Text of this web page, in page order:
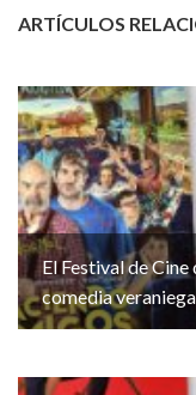
ARTÍCULOS
El Festival de
comedia